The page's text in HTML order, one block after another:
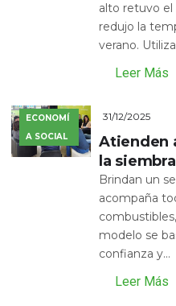
alto retuvo el
redujo la
verano.
Leer Más
ECONOMÍ
A SOCIAL
31/12/2025
Atienden
la
Brindan un
acompaña
modelo se
confianza y...
Leer Más